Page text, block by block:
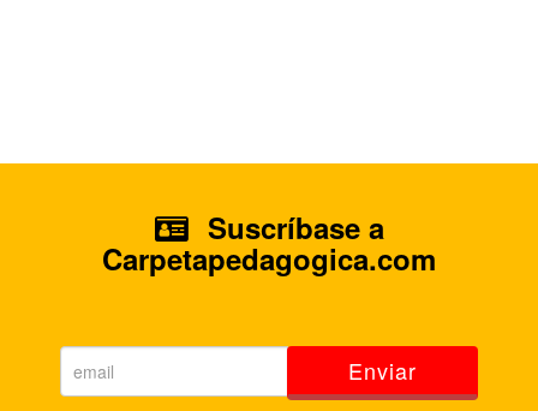
Suscríbase a
Carpetapedagogica.com
Enviar